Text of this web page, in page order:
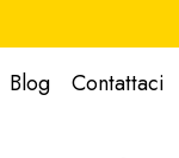
Blog Contattaci